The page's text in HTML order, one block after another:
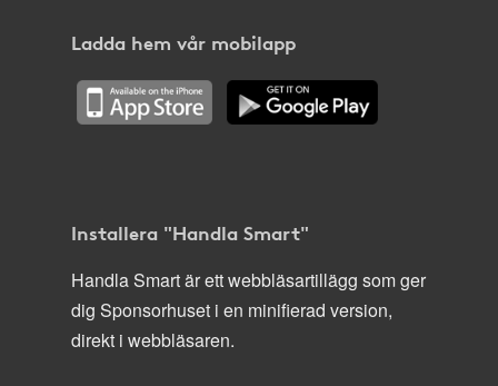
Ladda hem vår mobilapp
Installera "Handla Smart"
Handla Smart är ett webbläsartillägg som ger
dig Sponsorhuset i en minifierad version,
direkt i webbläsaren.